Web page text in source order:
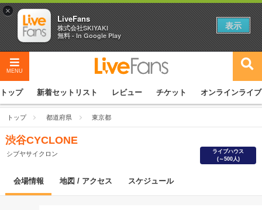
MENU
トップ 新着セットリスト レビュー チケット オンラインライブ
トップ 都道府県 東京都
渋谷CYCLONE
シブヤサイクロン
ライブハウス
(～500人)
会場情報 地図 / アクセス スケジュール
×
LiveFans
株式会社SKIYAKI
無料 - In Google Play
表示